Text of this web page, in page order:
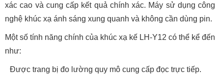
xác cao và cung cấp kết quả chính xác. Máy sử dụng công
nghệ khúc xạ ánh sáng xung quanh và không cần dùng pin.
Một số tính năng chính của khúc xạ kế LH-Y12 có thể kể đến
như:
Được trang bị đo lường quy mô cung cấp đọc trực tiếp.